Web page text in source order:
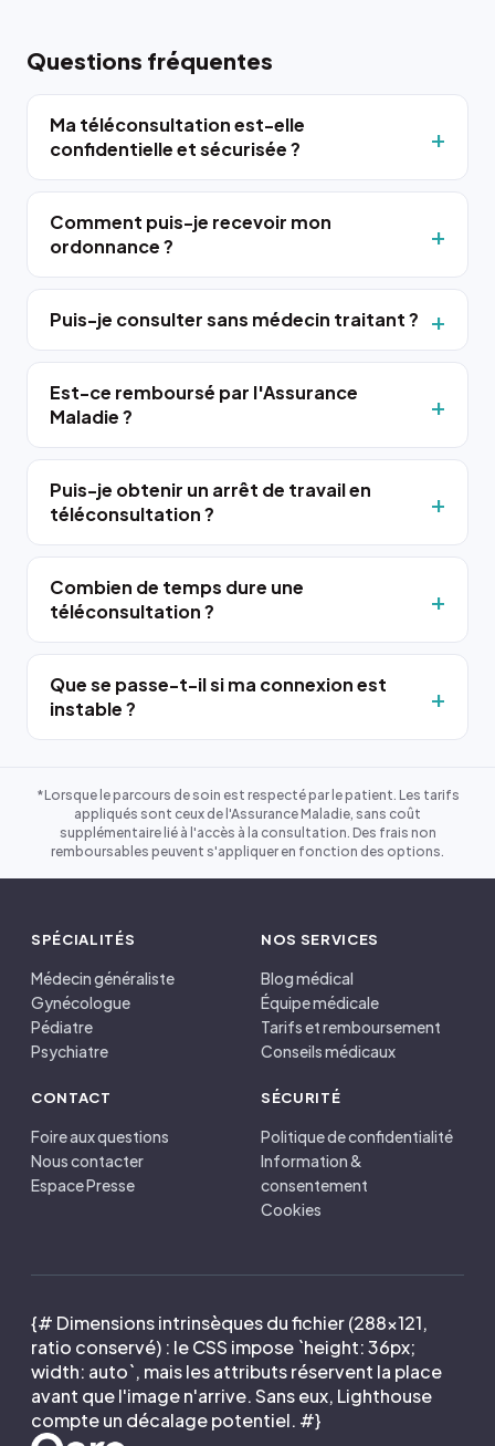
Questions fréquentes
Ma téléconsultation est-elle
confidentielle et sécurisée ?
Comment puis-je recevoir mon
ordonnance ?
Puis-je consulter sans médecin traitant ?
Est-ce remboursé par l'Assurance
Maladie ?
Puis-je obtenir un arrêt de travail en
téléconsultation ?
Combien de temps dure une
téléconsultation ?
Que se passe-t-il si ma connexion est
instable ?
*Lorsque le parcours de soin est respecté par le patient. Les tarifs
appliqués sont ceux de l'Assurance Maladie, sans coût
supplémentaire lié à l'accès à la consultation. Des frais non
remboursables peuvent s'appliquer en fonction des options.
SPÉCIALITÉS
Médecin généraliste
Gynécologue
Pédiatre
Psychiatre
NOS SERVICES
Blog médical
Équipe médicale
Tarifs et remboursement
Conseils médicaux
CONTACT
Foire aux questions
Nous contacter
Espace Presse
SÉCURITÉ
Politique de confidentialité
Information &
consentement
Cookies
{# Dimensions intrinsèques du fichier (288×121,
ratio conservé) : le CSS impose `height: 36px;
width: auto`, mais les attributs réservent la place
avant que l'image n'arrive. Sans eux, Lighthouse
compte un décalage potentiel. #}